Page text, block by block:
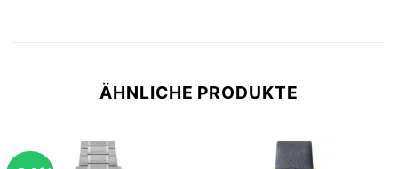
ÄHNLICHE PRODUKTE